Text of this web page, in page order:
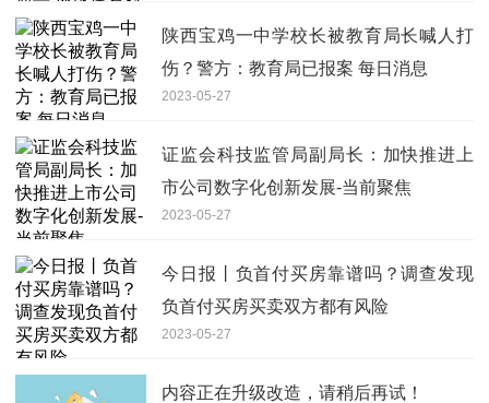
陕西宝鸡一中学校长被教育局长喊人打
伤？警方：教育局已报案 每日消息
2023-05-27
证监会科技监管局副局长：加快推进上
市公司数字化创新发展-当前聚焦
2023-05-27
今日报丨负首付买房靠谱吗？调查发现
负首付买房买卖双方都有风险
2023-05-27
内容正在升级改造，请稍后再试！